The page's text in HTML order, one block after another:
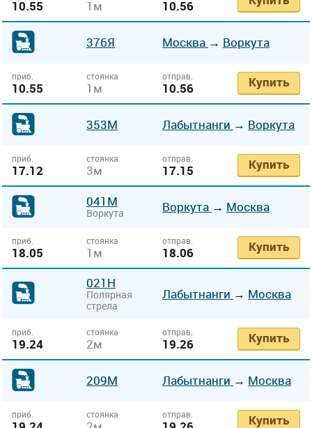
10.55 1м 10.56
376Я Москва → Воркута
приб.
10.55
стоянка
1м
отправ.
10.56 Купить
353М Лабытнанги → Воркута
приб.
17.12
стоянка
3м
отправ.
17.15 Купить
041М
Воркута Воркута → Москва
приб.
18.05
стоянка
1м
отправ.
18.06 Купить
021Н
Полярная
стрела
Лабытнанги → Москва
приб.
19.24
стоянка
2м
отправ.
19.26 Купить
209М Лабытнанги → Москва
приб. стоянка отправ. Купить